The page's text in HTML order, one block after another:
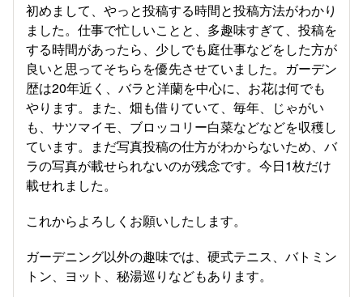
初めまして、やっと投稿する時間と投稿方法がわかり
ました。仕事で忙しいことと、多趣味すぎて、投稿を
する時間があったら、少しでも庭仕事などをした方が
良いと思ってそちらを優先させていました。ガーデン
歴は20年近く、バラと洋蘭を中心に、お花は何でも
やります。また、畑も借りていて、毎年、じゃがい
も、サツマイモ、ブロッコリー白菜などなどを収穫し
ています。まだ写真投稿の仕方がわからないため、バ
ラの写真が載せられないのが残念です。今日1枚だけ
載せれました。
これからよろしくお願いしたします。
ガーデニング以外の趣味では、硬式テニス、バトミン
トン、ヨット、秘湯巡りなどもあります。